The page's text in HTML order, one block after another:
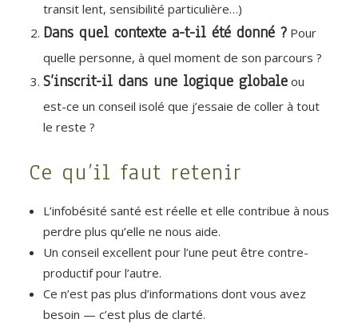
transit lent, sensibilité particulière…)
Dans quel contexte a-t-il été donné ? Pour
quelle personne, à quel moment de son parcours ?
S’inscrit-il dans une logique globale ou
est-ce un conseil isolé que j’essaie de coller à tout
le reste ?
Ce qu’il faut retenir
L’infobésité santé est réelle et elle contribue à nous
perdre plus qu’elle ne nous aide.
Un conseil excellent pour l’une peut être contre-
productif pour l’autre.
Ce n’est pas plus d’informations dont vous avez
besoin — c’est plus de clarté.